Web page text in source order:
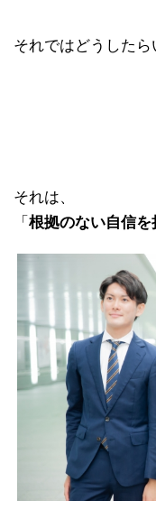
それではどうした
それは、
「 根拠のない自信を